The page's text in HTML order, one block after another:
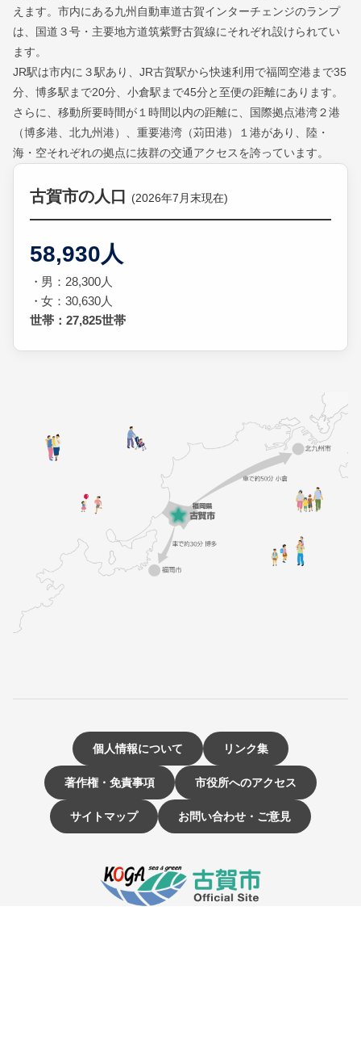
えます。市内にある九州自動車道古賀インターチェンジのランプ
は、国道３号・主要地方道筑紫野古賀線にそれぞれ設けられてい
ます。
JR駅は市内に３駅あり、JR古賀駅から快速利用で福岡空港まで35
分、博多駅まで20分、小倉駅まで45分と至便の距離にあります。
さらに、移動所要時間が１時間以内の距離に、国際拠点港湾２港
（博多港、北九州港）、重要港湾（苅田港）１港があり、陸・
海・空それぞれの拠点に抜群の交通アクセスを誇っています。
古賀市の人口 (2026年7月末現在)
58,930人
男：28,300人
女：30,630人
世帯：27,825世帯
個人情報について リンク集
著作権・免責事項 市役所へのアクセス
サイトマップ お問い合わせ・ご意見